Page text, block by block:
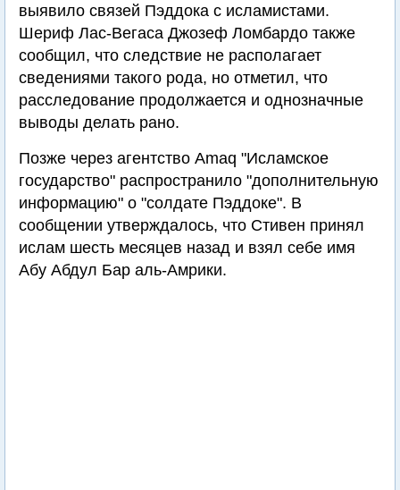
выявило связей Пэддока с исламистами.
Шериф Лас-Вегаса Джозеф Ломбардо также
сообщил, что следствие не располагает
сведениями такого рода, но отметил, что
расследование продолжается и однозначные
выводы делать рано.
Позже через агентство Amaq "Исламское
государство" распространило "дополнительную
информацию" о "солдате Пэддоке". В
сообщении утверждалось, что Стивен принял
ислам шесть месяцев назад и взял себе имя
Абу Абдул Бар аль-Амрики.